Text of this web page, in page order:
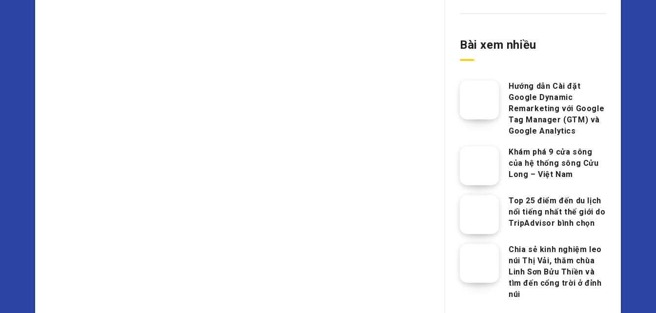
Bài xem nhiều
Hướng dẫn Cài đặt
Google Dynamic
Remarketing với Google
Tag Manager (GTM) và
Google Analytics
Khám phá 9 cửa sông
của hệ thống sông Cửu
Long – Việt Nam
Top 25 điểm đến du lịch
nổi tiếng nhất thế giới do
TripAdvisor bình chọn
Chia sẻ kinh nghiệm leo
núi Thị Vải, thăm chùa
Linh Sơn Bửu Thiền và
tìm đến cổng trời ở đỉnh
núi